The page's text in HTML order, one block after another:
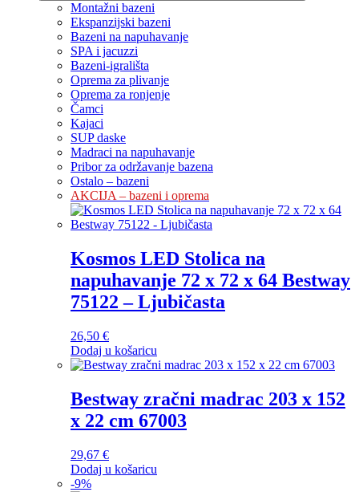
Montažni bazeni
Ekspanzijski bazeni
Bazeni na napuhavanje
SPA i jacuzzi
Bazeni-igrališta
Oprema za plivanje
Oprema za ronjenje
Čamci
Kajaci
SUP daske
Madraci na napuhavanje
Pribor za održavanje bazena
Ostalo – bazeni
AKCIJA – bazeni i oprema
Kosmos LED Stolica na
napuhavanje 72 x 72 x 64 Bestway
75122 – Ljubičasta
26,50 €
Dodaj u košaricu
Bestway zračni madrac 203 x 152
x 22 cm 67003
29,67 €
Dodaj u košaricu
-9%